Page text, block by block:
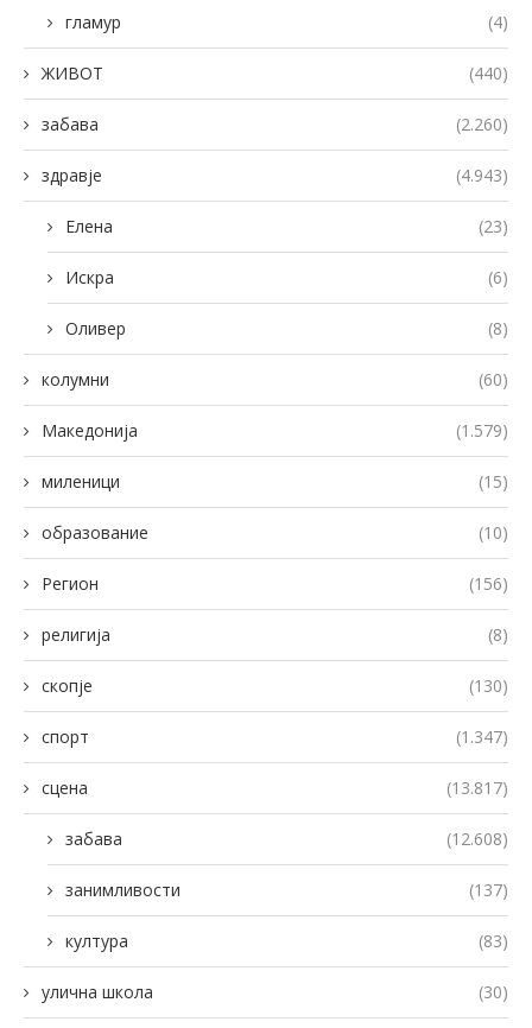
гламур (4)
ЖИВОТ (440)
забава (2.260)
здравје (4.943)
Елена (23)
Искра (6)
Оливер (8)
колумни (60)
Македонија (1.579)
миленици (15)
образование (10)
Регион (156)
религија (8)
скопје (130)
спорт (1.347)
сцена (13.817)
забава (12.608)
занимливости (137)
култура (83)
улична школа (30)